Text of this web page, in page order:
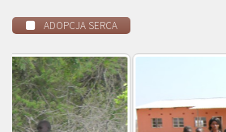
ADOPCJA SERCA